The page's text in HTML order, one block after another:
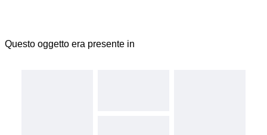
Questo oggetto era presente in